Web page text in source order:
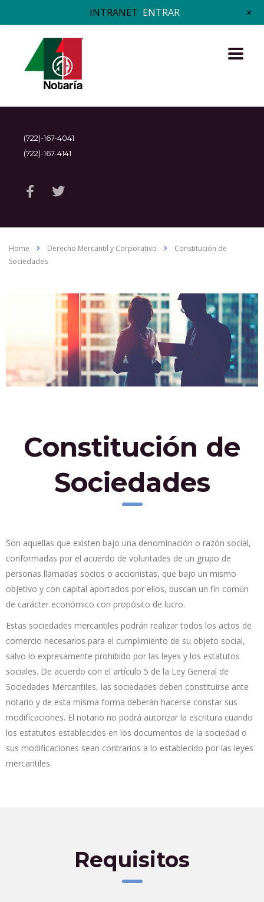
(722)-167-4041
(722)-167-4141
Home Derecho Mercantil y Corporativo
Constitución de
Sociedades
Constitución de
Sociedades
Son aquellas que existen bajo una denominación o razón social,
conformadas por el acuerdo de voluntades de un grupo de
personas llamadas socios o accionistas, que bajo un mismo
objetivo y con capital aportados por ellos, buscan un fin común
de carácter económico con propósito de lucro.
Estas sociedades mercantiles podrán realizar todos los actos de
comercio necesarios para el cumplimiento de su objeto social,
salvo lo expresamente prohibido por las leyes y los estatutos
sociales. De acuerdo con el artículo 5 de la Ley General de
Sociedades Mercantiles, las sociedades deben constituirse ante
notario y de esta misma forma deberán hacerse constar sus
modificaciones. El notario no podrá autorizar la escritura cuando
los estatutos establecidos en los documentos de la sociedad o
sus modificaciones sean contrarios a lo establecido por las leyes
mercantiles.
Requisitos
INTRANET ENTRAR +